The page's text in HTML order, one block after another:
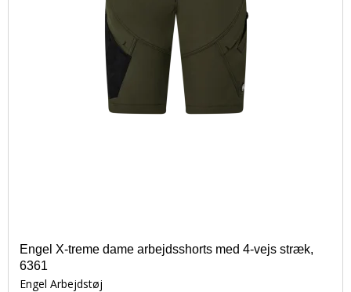
Engel X-treme dame arbejdsshorts med 4-vejs stræk,
6361
Engel Arbejdstøj